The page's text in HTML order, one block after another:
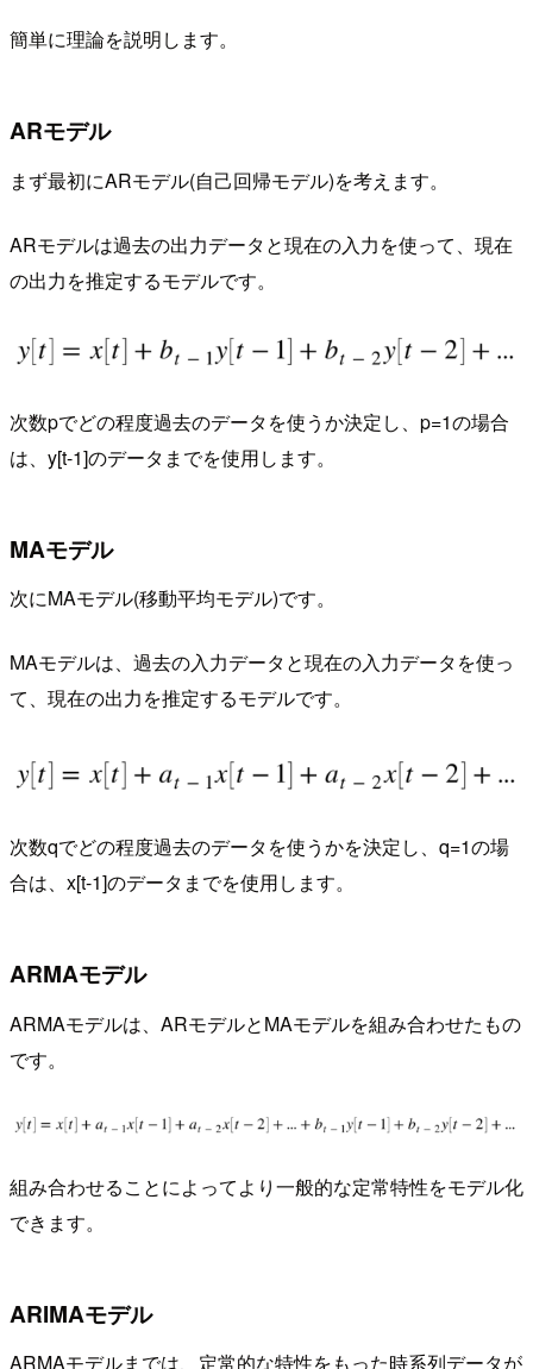
簡単に理論を説明します。
ARモデル
まず最初にARモデル(自己回帰モデル)を考えます。
ARモデルは過去の出力データと現在の入力を使って、現在
の出力を推定するモデルです。
次数pでどの程度過去のデータを使うか決定し、p=1の場合
は、y[t-1]のデータまでを使用します。
MAモデル
次にMAモデル(移動平均モデル)です。
MAモデルは、過去の入力データと現在の入力データを使っ
て、現在の出力を推定するモデルです。
次数qでどの程度過去のデータを使うかを決定し、q=1の場
合は、x[t-1]のデータまでを使用します。
ARMAモデル
ARMAモデルは、ARモデルとMAモデルを組み合わせたもの
です。
組み合わせることによってより一般的な定常特性をモデル化
できます。
ARIMAモデル
ARMAモデルまでは、定常的な特性をもった時系列データが